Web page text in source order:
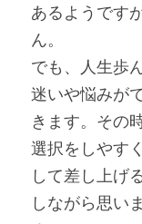
あるようです
ん。
でも、人生歩
迷いや悩みが
きます。その
選択をしやすく
して差し上げ
しながら思いま